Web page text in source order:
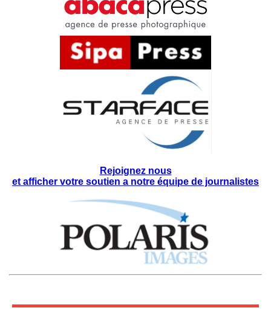
Rejoignez nous
et afficher votre soutien a notre équipe de journalistes